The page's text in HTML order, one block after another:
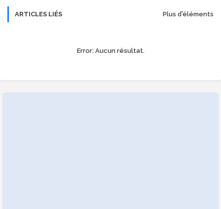
ARTICLES LIÉS Plus d'éléments
Error:Aucun résultat.